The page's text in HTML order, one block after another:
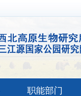
职能部门